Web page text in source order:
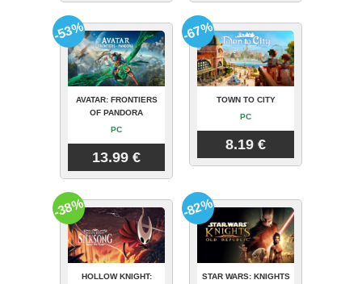
AVATAR: FRONTIERS
OF PANDORA
PC
13.99 €
-53%
TOWN TO CITY
PC
8.19 €
-67%
HOLLOW KNIGHT:
-38%
STAR WARS: KNIGHTS
-82%